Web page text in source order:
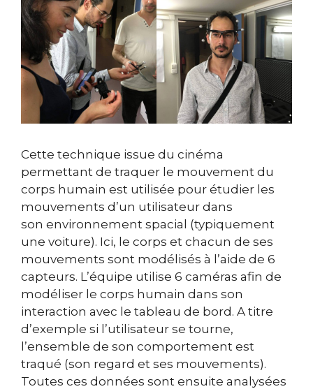
Cette technique issue du cinéma
permettant de traquer le mouvement du
corps humain est utilisée pour étudier les
mouvements d’un utilisateur dans
son environnement spacial (typiquement
une voiture). Ici, le corps et chacun de ses
mouvements sont modélisés à l’aide de 6
capteurs. L’équipe utilise 6 caméras afin de
modéliser le corps humain dans son
interaction avec le tableau de bord . A titre
d’exemple si l’utilisateur se tourne,
l’ensemble de son comportement est
traqué (son regard et ses mouvements).
Toutes ces données sont ensuite analysées